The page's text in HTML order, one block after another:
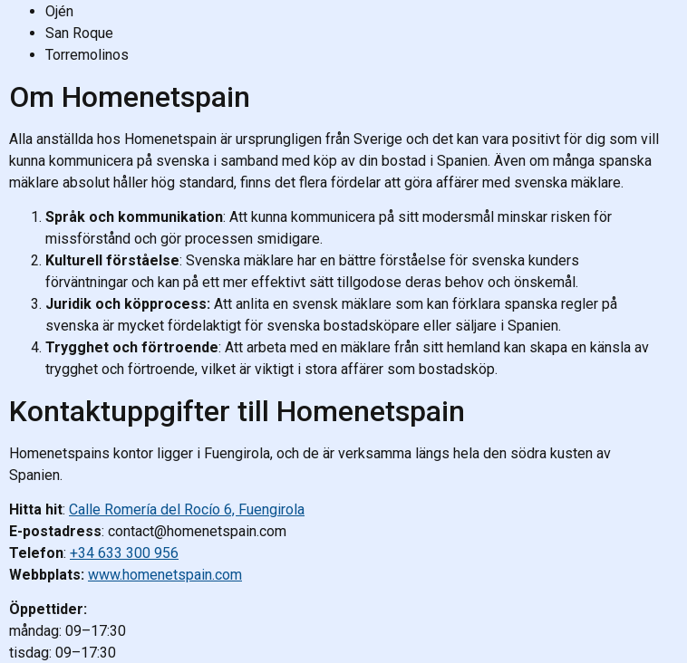
Ojén
San Roque
Torremolinos
Om Homenetspain
Alla anställda hos Homenetspain är ursprungligen från Sverige och det kan vara positivt för dig som vill
kunna kommunicera på svenska i samband med köp av din bostad i Spanien. Även om många spanska
mäklare absolut håller hög standard, finns det flera fördelar att göra affärer med svenska mäklare.
Språk och kommunikation: Att kunna kommunicera på sitt modersmål minskar risken för
missförstånd och gör processen smidigare.
Kulturell förståelse: Svenska mäklare har en bättre förståelse för svenska kunders
förväntningar och kan på ett mer effektivt sätt tillgodose deras behov och önskemål.
Juridik och köpprocess: Att anlita en svensk mäklare som kan förklara spanska regler på
svenska är mycket fördelaktigt för svenska bostadsköpare eller säljare i Spanien.
Trygghet och förtroende: Att arbeta med en mäklare från sitt hemland kan skapa en känsla av
trygghet och förtroende, vilket är viktigt i stora affärer som bostadsköp.
Kontaktuppgifter till Homenetspain
Homenetspains kontor ligger i Fuengirola, och de är verksamma längs hela den södra kusten av
Spanien.
Hitta hit: Calle Romería del Rocío 6, Fuengirola
E-postadress: contact@homenetspain.com
Telefon: +34 633 300 956
Webbplats: www.homenetspain.com
Öppettider:
måndag: 09–17:30
tisdag: 09–17:30